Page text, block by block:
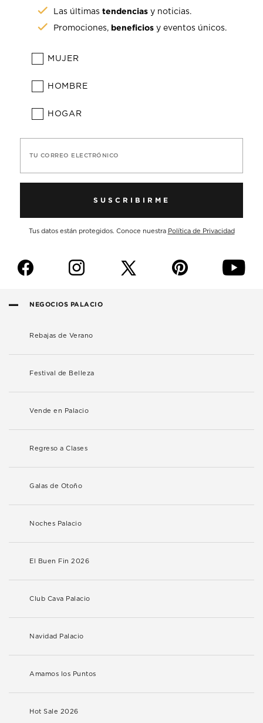
Las últimastendencias y noticias.
Promociones, beneficios y eventos únicos.
MUJER
HOMBRE
HOGAR
TU CORREO ELECTRÓNICO
SUSCRIBIRME
Tus datos están protegidos. Conoce nuestra Política de Privacidad
f i p y
NEGOCIOS PALACIO
Rebajas de Verano
Festival de Belleza
Vende en Palacio
Regreso a Clases
Galas de Otoño
Noches Palacio
El Buen Fin 2026
Club Cava Palacio
Navidad Palacio
Amamos los Puntos
Hot Sale 2026